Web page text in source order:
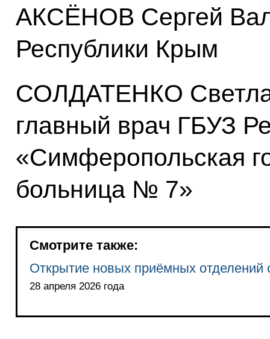
АКСЁНОВ Сергей
Республики Крым
СОЛДАТЕНКО
главный врач ГБУЗ
«Симферопольская
больница № 7»
Смотрите также:
Открытие новых приёмных отделений
28 апреля 2026 года